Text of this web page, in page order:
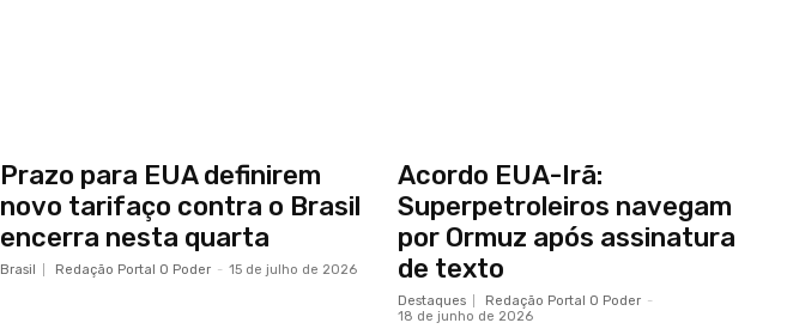
Prazo para EUA definirem
novo tarifaço contra o Brasil
encerra nesta quarta
Brasil Redação Portal O Poder - 15 de julho de 2026
Acordo EUA-Irã:
Superpetroleiros navegam
por Ormuz após assinatura
de texto
Destaques Redação Portal O Poder -
18 de junho de 2026